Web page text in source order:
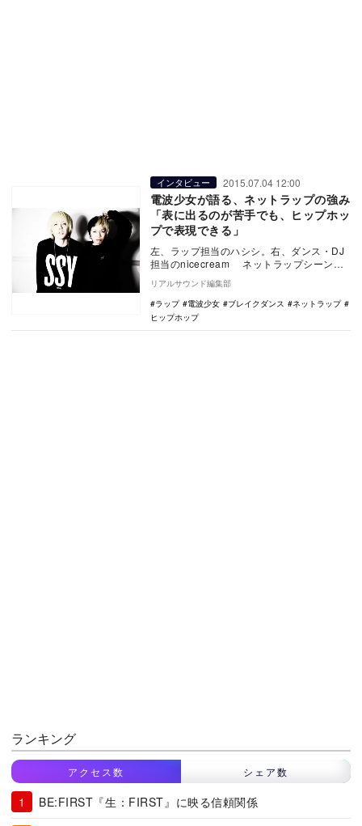
インタビュー 2015.07.04 12:00
電波少女が語る、ネットラップの強み
「表に出るのが苦手でも、ヒップホッ
プで表現できる」
左、ラップ担当のハシシ。右、ダンス・DJ
担当のnicecream ネットラップシーンで
注目を集めている2人組のヒップホップユ
ニ…
リアルサウンド編集部
ラップ
電波少女 ブレイクダンス
ネットラップ
ヒップホップ
ランキング
アクセス数 シェア数
BE:FIRST『生：FIRST』に映る信頼関係